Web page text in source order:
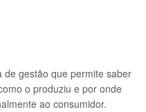
gestão que permite saber
o produziu e por onde
ao consumidor.